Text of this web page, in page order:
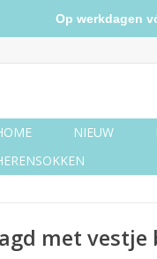
NIEUW
met vestje
Op werkdagen